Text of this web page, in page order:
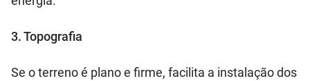
3. Topografia
Se o terreno é plano e firme, facilita a instalação dos